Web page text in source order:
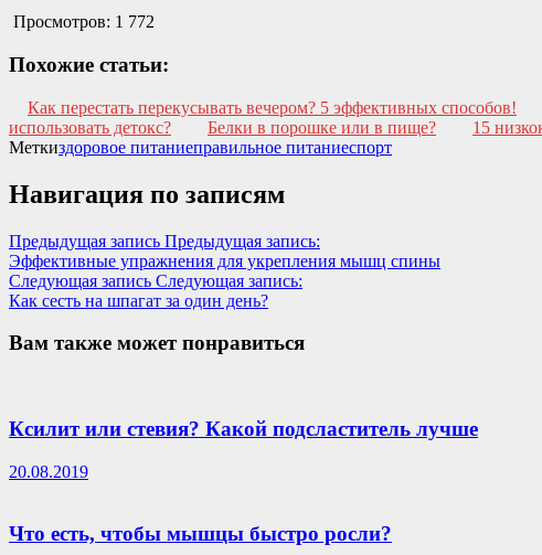
Просмотров: 1 772
Похожие статьи:
Как перестать перекусывать вечером? 5 эффективных способов!
использовать детокс?
Белки в порошке или в пище?
15
Меткиздоровое питаниеправильное питаниеспорт
Навигация по записям
Предыдущая запись Предыдущая запись:
Эффективные упражнения для укрепления мышц спины
Следующая запись Следующая запись:
Как сесть на шпагат за один день?
Вам также может понравиться
Ксилит или стевия? Какой подсластитель лучше
20.08.2019
Что есть, чтобы мышцы быстро росли?